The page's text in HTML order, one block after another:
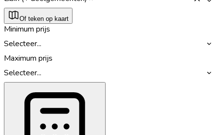
Of teken op kaart
Minimum prijs
Selecteer...
Maximum prijs
Selecteer...